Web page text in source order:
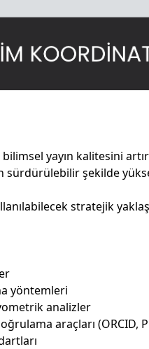
yayın kalitesini
şekilde
stratejik
yöntemleri
analizler
araçları (ORCID,